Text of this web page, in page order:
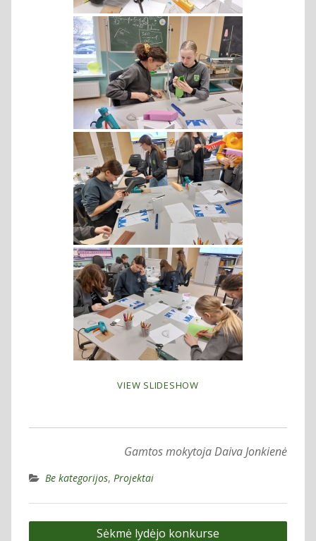
VIEW SLIDESHOW
Gamtos mokytoja Daiva Jonkienė
Be kategorijos, Projektai
Navigacija
Sėkmė lydėjo konkurse